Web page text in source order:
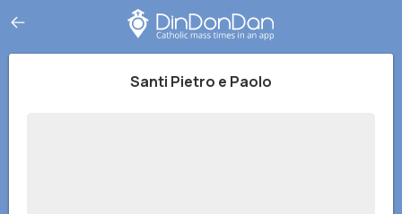
Santi Pietro e Paolo